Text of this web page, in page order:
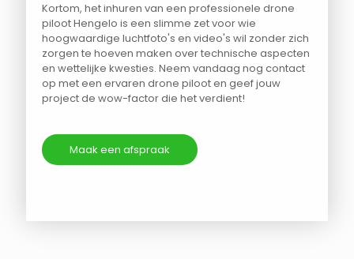
Kortom, het inhuren van een professionele drone
piloot Hengelo is een slimme zet voor wie
hoogwaardige luchtfoto's en video's wil zonder zich
zorgen te hoeven maken over technische aspecten
en wettelijke kwesties. Neem vandaag nog contact
op met een ervaren drone piloot en geef jouw
project de wow-factor die het verdient!
Maak een afspraak